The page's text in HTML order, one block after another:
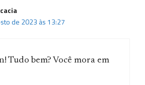
de 2023 às 13:27
Tudo bem? Você mora em